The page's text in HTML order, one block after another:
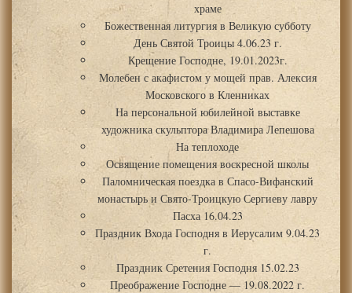
храме
Божественная литургия в Великую субботу
День Святой Троицы 4.06.23 г.
Крещение Господне, 19.01.2023г.
Молебен с акафистом у мощей прав. Алексия
Московского в Кленниках
На персональной юбилейной выставке
художника скульптора Владимира Лепешова
На теплоходе
Освящение помещения воскресной школы
Паломническая поездка в Спасо-Вифанский
монастырь и Свято-Троицкую Сергиеву лавру
Пасха 16.04.23
Праздник Входа Господня в Иерусалим 9.04.23
г.
Праздник Сретения Господня 15.02.23
Преображение Господне — 19.08.2022 г.